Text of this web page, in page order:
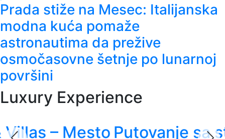
Prada stiže na Mesec: Italijanska
modna kuća pomaže
astronautima da prežive
osmočasovne šetnje po lunarnoj
površini
Luxury Experience
Putovanje sa stilom - Rolls-